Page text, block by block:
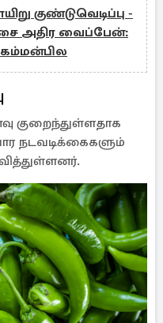
குண்டுவெடிப்பு -
அதிர வைப்பேன்:
கம்மன்பில
குறைந்துள்ளதாக
நடவடிக்கைகளும்